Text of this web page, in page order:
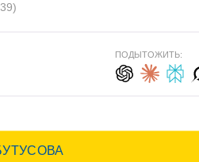
ПОДЫТОЖИТЬ: